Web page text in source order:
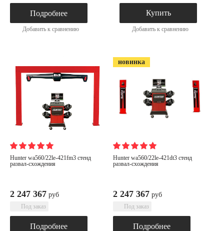
Подробнее
Добавить к сравнению
Купить
Добавить к сравнению
hunter wa560/22le-421fm3 стенд
развал-схождения
2 247 367 руб
Под заказ
Подробнее
новинка
hunter wa560/22le-421dt3 стенд
развал-схождения
2 247 367 руб
Под заказ
Подробнее